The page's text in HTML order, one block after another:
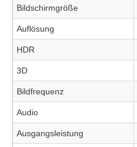
Bildschirmgröße
Auflösung
HDR
3D
Bildfrequenz
Audio
Ausgangsleistung